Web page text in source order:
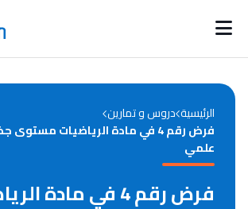
Annonces bourses
الرئيسية دروس و تمارين
فرض رقم 4 في مادة الرياضيات
علمي
فرض رقم 4 في مادة